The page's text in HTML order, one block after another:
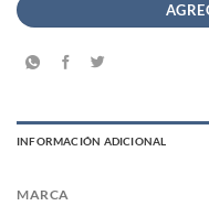
INFORMACIÓN ADICIONAL
MARCA